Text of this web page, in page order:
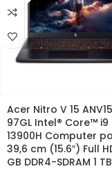
Acer Nitro V 15
97GL Intel® Core™ i9
13900H Computer
39,6 cm (15.6″) Full
GB DDR4-SDRAM 1